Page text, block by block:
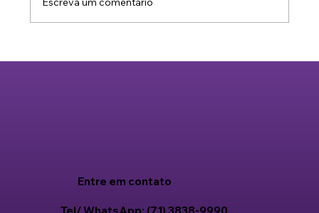
Entre em contato